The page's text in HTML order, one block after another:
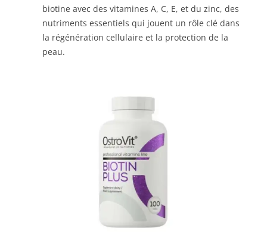
biotine avec des vitamines A, C, E, et du zinc, des
nutriments essentiels qui jouent un rôle clé dans
la régénération cellulaire et la protection de la
peau.